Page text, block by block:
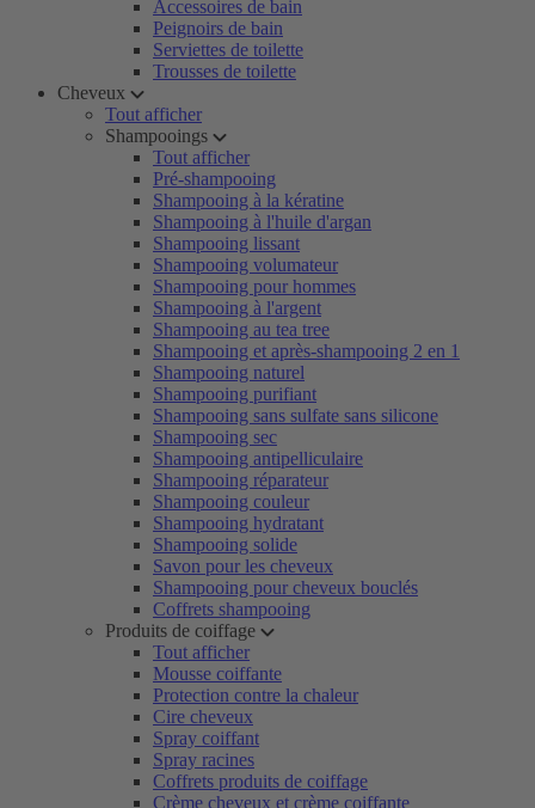
Accessoires de bain
Peignoirs de bain
Serviettes de toilette
Trousses de toilette
Cheveux
Tout afficher
Shampooings
Tout afficher
Pré-shampooing
Shampooing à la kératine
Shampooing à l'huile d'argan
Shampooing lissant
Shampooing volumateur
Shampooing pour hommes
Shampooing à l'argent
Shampooing au tea tree
Shampooing et après-shampooing 2 en 1
Shampooing naturel
Shampooing purifiant
Shampooing sans sulfate sans silicone
Shampooing sec
Shampooing antipelliculaire
Shampooing réparateur
Shampooing couleur
Shampooing hydratant
Shampooing solide
Savon pour les cheveux
Shampooing pour cheveux bouclés
Coffrets shampooing
Produits de coiffage
Tout afficher
Mousse coiffante
Protection contre la chaleur
Cire cheveux
Spray coiffant
Spray racines
Coffrets produits de coiffage
Crème cheveux et crème coiffante